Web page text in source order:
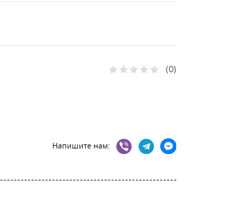
Рейтинг: 0
Напишите нам: